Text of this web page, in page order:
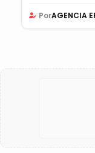
PorAGENCIA